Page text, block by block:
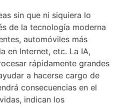
sin que ni siquiera lo
de la tecnología moderna
automóviles más
en Internet, etc. La IA,
rápidamente grandes
a hacerse cargo de
consecuencias en el
indican los